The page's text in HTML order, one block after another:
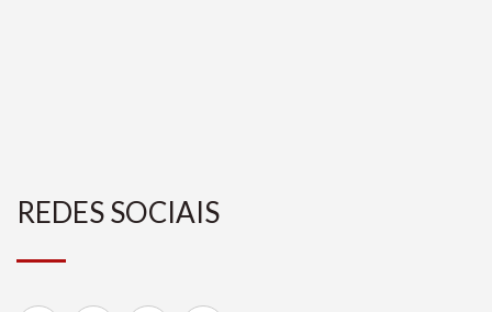
REDES SOCIAIS